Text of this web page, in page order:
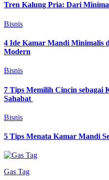
Tren Kalung Pria: Dari
Bisnis
4 Ide Kamar Mandi Minimalis
Modern
Bisnis
7 Tips Memilih Cincin sebagai
Sahabat
Bisnis
5 Tips Menata Kamar Mandi
Gas Tag